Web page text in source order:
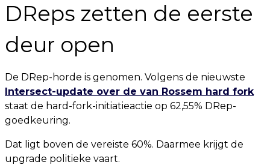
DReps zetten de eerste
deur open
De DRep-horde is genomen. Volgens de nieuwste
Intersect-update over de van Rossem hard fork
staat de hard-fork-initiatieactie op 62,55% DRep-
goedkeuring.
Dat ligt boven de vereiste 60%. Daarmee krijgt de
upgrade politieke vaart.